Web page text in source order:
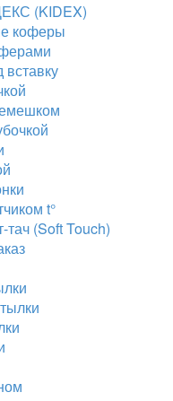
(KIDEX)
коферы
t°
(Soft Touch)